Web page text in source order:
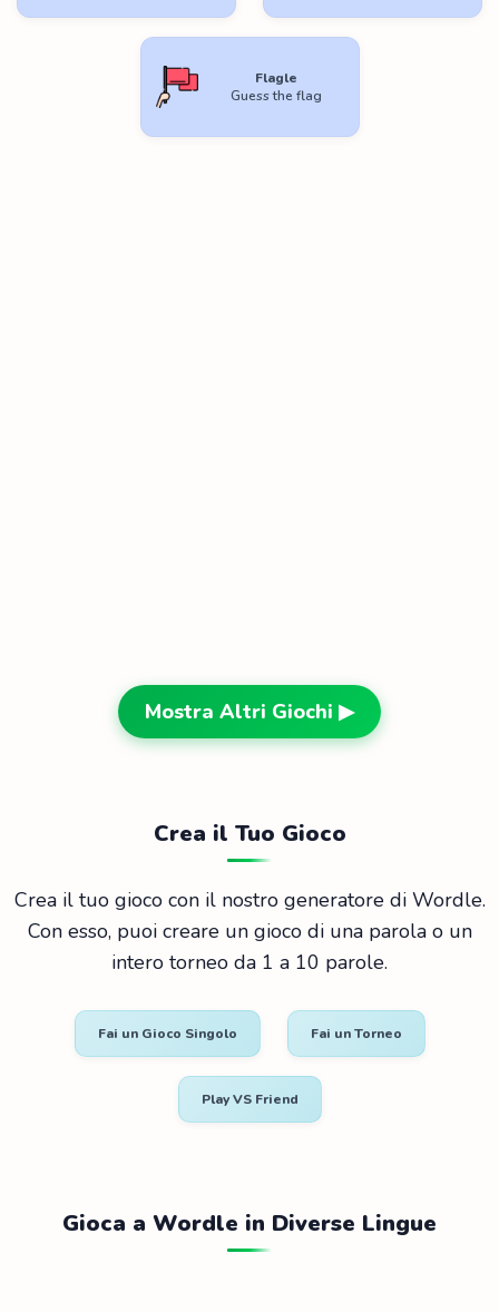
Flagle
Guess the flag
Mostra Altri Giochi ▶
Crea il Tuo Gioco
Crea il tuo gioco con il nostro generatore di Wordle.
Con esso, puoi creare un gioco di una parola o un
intero torneo da 1 a 10 parole.
Fai un Gioco Singolo Fai un Torneo
Play VS Friend
Gioca a Wordle in Diverse Lingue